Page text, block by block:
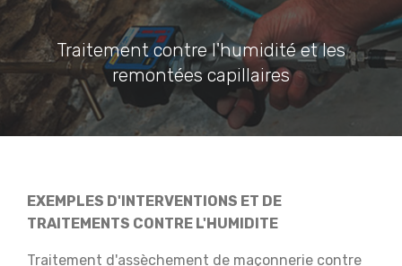
Traitement contre l'humidité et les
remontées capillaires
EXEMPLES D'INTERVENTIONS ET DE
TRAITEMENTS CONTRE L'HUMIDITE
Traitement d'assèchement de maçonnerie contre